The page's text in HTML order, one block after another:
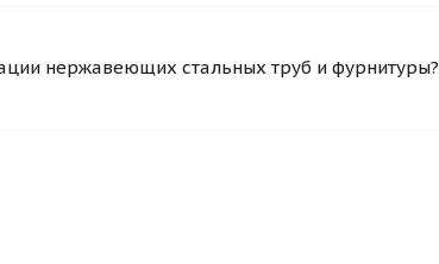
нержавеющих стальных труб и фурнитуры?